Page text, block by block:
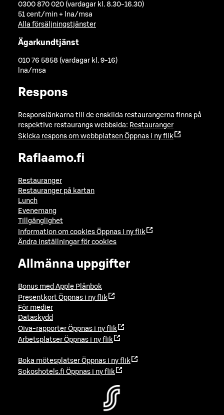
0300 870 020 (vardagar kl. 8.30-16.30)
51 cent/min + lna/msa
Alla försäljningstjänster
Ägarkundtjänst
010 76 5858 (vardagar kl. 9-16)
lna/msa
Respons
Responslänkarna till de enskilda restaurangerna finns på
respektive restaurangs webbsida: Restauranger
Skicka respons om webbplatsen Öppnas i ny flik
Raflaamo.fi
Restauranger
Restauranger på kartan
Lunch
Evenemang
Tillgänglighet
Information om cookies Öppnas i ny flik
Ändra inställningar för cookies
Allmänna uppgifter
Bonus med Apple Plånbok
Presentkort Öppnas i ny flik
För medier
Dataskydd
Oiva-rapporter Öppnas i ny flik
Arbetsplatser Öppnas i ny flik
Boka mötesplatser Öppnas i ny flik
Sokoshotels.fi Öppnas i ny flik